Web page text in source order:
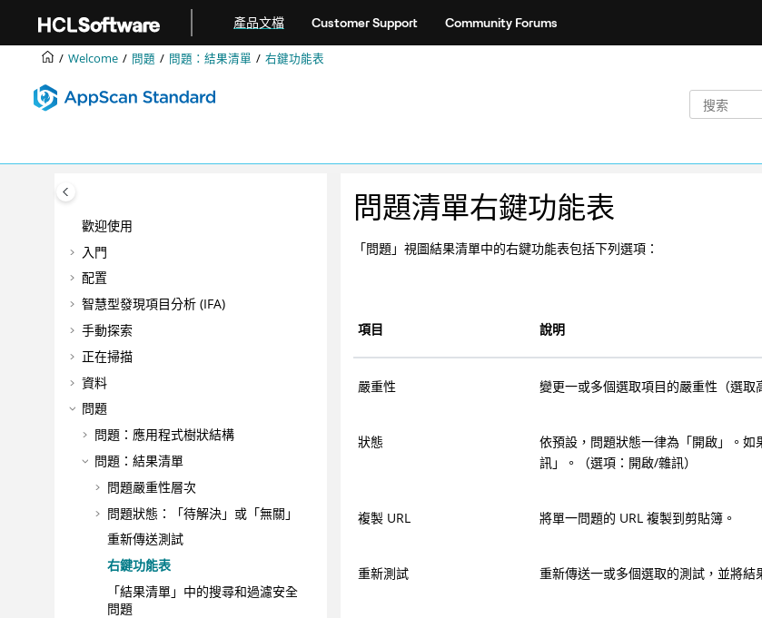
產品文檔 Customer Support Community Forums
Welcome 問題 問題：結果清單 右鍵功能表
歡迎使用
入門
配置
智慧型發現項目分析 (IFA)
手動探索
正在掃描
資料
問題
問題：應用程式樹狀結構
問題：結果清單
問題嚴重性層次
問題狀態：「待解決」或「無關」
重新傳送測試
右鍵功能表
「結果清單」中的搜尋和過濾安全
問題
問題清單右鍵功能表
「問題」視圖結果清單中的右鍵功能表包括下列選項：
項目 說明
嚴重性 變更一或多個選取項目的嚴重性（選取
狀態
依預設，問題狀態一律為「開啟」。
訊」。（選項：開啟/雜訊）
複製 URL 將單一問題的 URL 複製到剪貼簿。
重新測試 重新傳送一或多個選取的測試，並將結